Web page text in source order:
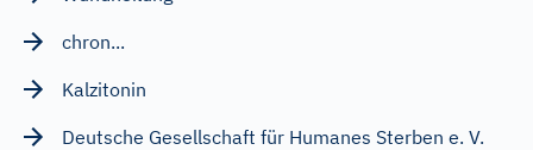
chron...
Kalzitonin
Deutsche Gesellschaft für Humanes Sterben e. V.